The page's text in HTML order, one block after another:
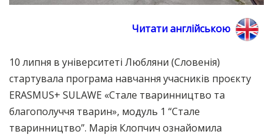
Читати англійською
10 липня в університеті Любляни (Словенія)
стартувала програма навчання учасників проєкту
ERASMUS+ SULAWE «Стале тваринництво та
благополуччя тварин», модуль 1 “Стале
тваринництво”. Марія Клопчич ознайомила